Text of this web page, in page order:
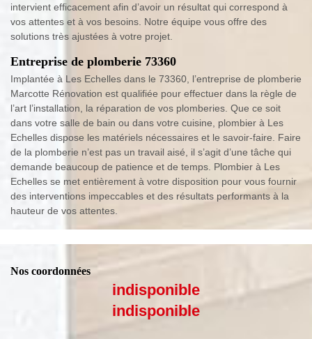
intervient efficacement afin d’avoir un résultat qui correspond à
vos attentes et à vos besoins. Notre équipe vous offre des
solutions très ajustées à votre projet.
Entreprise de plomberie 73360
Implantée à Les Echelles dans le 73360, l’entreprise de plomberie
Marcotte Rénovation est qualifiée pour effectuer dans la règle de
l’art l’installation, la réparation de vos plomberies. Que ce soit
dans votre salle de bain ou dans votre cuisine, plombier à Les
Echelles dispose les matériels nécessaires et le savoir-faire. Faire
de la plomberie n’est pas un travail aisé, il s’agit d’une tâche qui
demande beaucoup de patience et de temps. Plombier à Les
Echelles se met entièrement à votre disposition pour vous fournir
des interventions impeccables et des résultats performants à la
hauteur de vos attentes.
Nos coordonnées
indisponible
indisponible